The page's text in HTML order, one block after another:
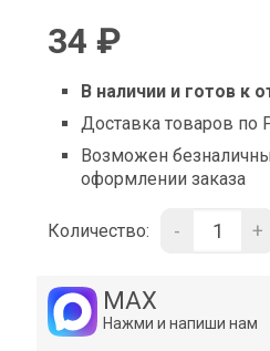
34 ₽
В наличии и готов к
Доставка товаров по
Возможен
оформлении заказа
Количество: - +
MAX
Нажми и напиши нам